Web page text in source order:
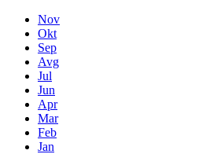
Nov
Okt
Sep
Avg
Jul
Jun
Apr
Mar
Feb
Jan